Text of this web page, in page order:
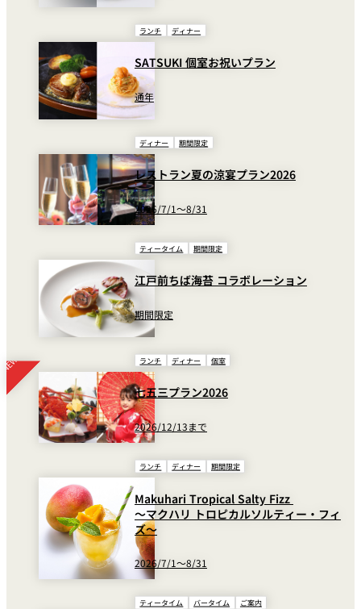
ランチ ディナー
SATSUKI 個室お祝いプラン
通年
ディナー 期間限定
レストラン夏の涼宴プラン2026
2026/7/1～8/31
ティータイム 期間限定
江戸前ちば海苔 コラボレーション
期間限定
ランチ ディナー 個室
七五三プラン2026
2026/12/13まで
ランチ ディナー 期間限定
Makuhari Tropical Salty Fizz
～マクハリ トロピカルソルティー・フィ
ズ～
2026/7/1～8/31
ティータイム バータイム ご案内